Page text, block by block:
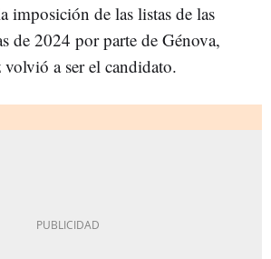
imposición de las listas de las
de 2024 por parte de Génova,
volvió a ser el candidato.